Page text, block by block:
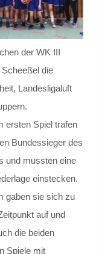
der WK III
Scheeßel die
Landesligaluft
ersten Spiel trafen
Bundessieger des
und mussten eine
einstecken.
gaben sie sich zu
auf und
die beiden
Spiele mit